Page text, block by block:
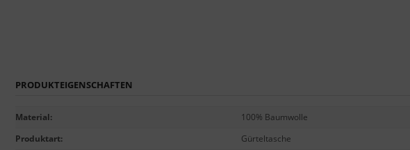
PRODUKTEIGENSCHAFTEN
Material:
100% Baumwolle
Produktart: Gürteltasche